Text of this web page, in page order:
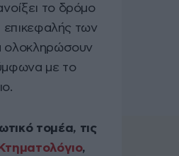
το δρόμο
επικεφαλής των
ολοκληρώσουν
με το
τομέα, τις
Κτηματολόγιο,